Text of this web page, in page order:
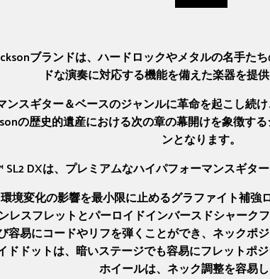
ブランドは、ハードロックやメタルの名手た
ドな演奏に対応する機能を備えた楽器を提
スギター＆ベースのジャンルに革命を起こし続
の歴史的遺産における次の章の幕開けを象徴
ンとなります。
DXは、プレミアムなハイパフォーマンスギタ
境変化の影響を最小限に止めるグラファイト補
スフレットとパーロイドインバースドシャーク
容易にコードやリフを弾くことができ、ネック
ドットは、暗いステージでも容易にフレットポ
ホイールは、ネック調整を容易し